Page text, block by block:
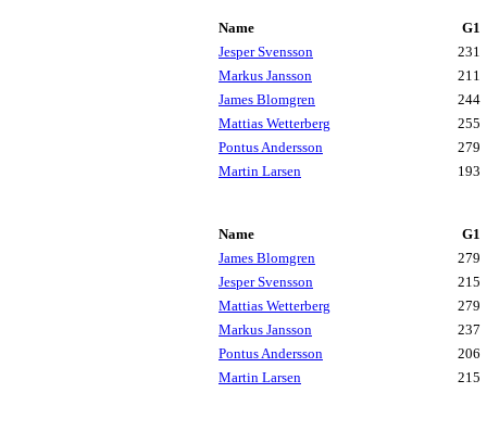
Name
G1
Jesper Svensson
231
Markus Jansson
211
James Blomgren
244
Mattias Wetterberg
255
Pontus Andersson
279
Martin Larsen
193
Name
G1
James Blomgren
279
Jesper Svensson
215
Mattias Wetterberg
279
Markus Jansson
237
Pontus Andersson
206
Martin Larsen
215